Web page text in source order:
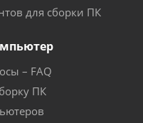
для сборки ПК
– FAQ
ПК